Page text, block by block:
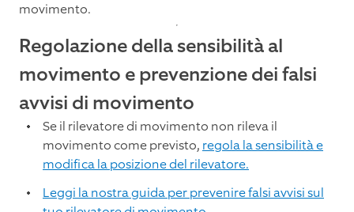
movimento.
Regolazione della sensibilità al
movimento e prevenzione dei falsi
avvisi di movimento
Se il rilevatore di movimento non rileva il
movimento come previsto, regola la sensibilità e
modifica la posizione del rilevatore.
Leggi la nostra guida per prevenire falsi avvisi sul